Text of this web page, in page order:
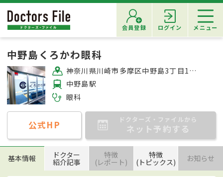
会員登録 ログイン メニュー
中野島くろかわ眼科
神奈川県川崎市多摩区中野島3丁目14-37 ステラガーデン1F
中野島駅
眼科
公式HP ドクターズ・ファイルから
ネット予約する
基本情報 ドクター
紹介記事
特徴
(レポート)
特徴
(トピックス) お知らせ